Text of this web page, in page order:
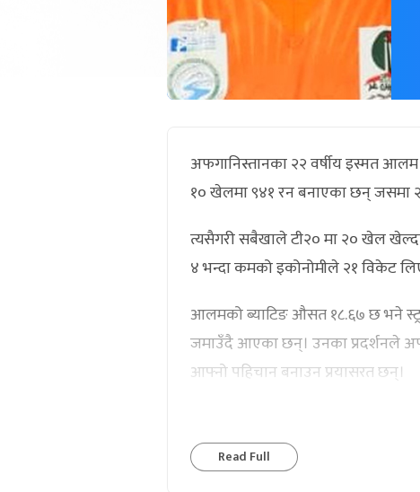
अफगानिस्तानका २२ वर्षीय इस्मत आलम
१० खेलमा ९४१ रन बनाएका छन् जसमा
त्यसैगरी सबैखाले टी२० मा २० खेल
४ भन्दा कमको इकोनोमीले २१ विकेट
आलमको ब्याटिङ औसत १८.६७ छ भने
जमाउँदै आएका छन्। उनका प्रदर्शनले
आफ्नो पहिचान बनाउन प्रयासरत छन्।
Read Full